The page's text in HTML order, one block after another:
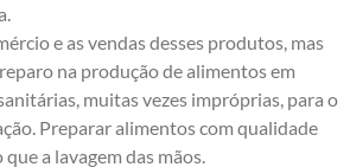
e as vendas desses produtos, mas
na produção de alimentos em
muitas vezes impróprias, para o
Preparar alimentos com qualidade
a lavagem das mãos.